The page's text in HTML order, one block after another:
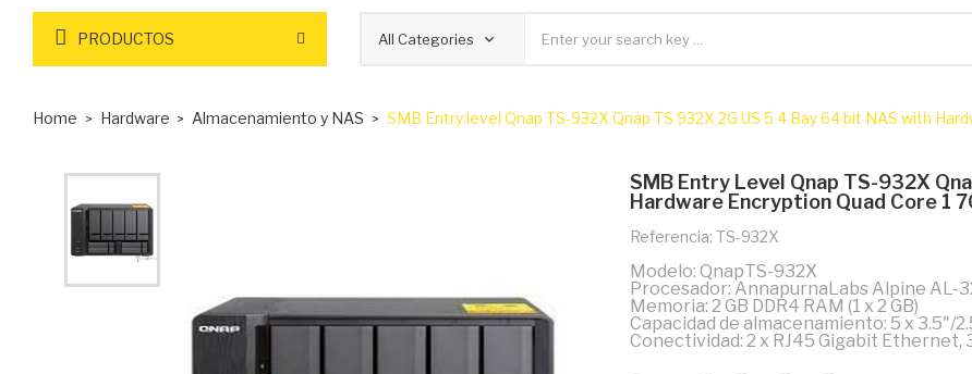
PRODUCTOS
Home Hardware Almacenamiento y NAS SMB Entry level Qnap TS-932X Qnap TS 932X 2G US 5 4 Bay 64 bit NAS with
SMB Entry Level Qnap TS-932X
Hardware Encryption Quad Core 1
Referencia: TS-932X
Modelo: QnapTS-932X
Procesador: AnnapurnaLabs Alpine AL-
Memoria: 2 GB DDR4 RAM (1 x 2 GB)
Capacidad de almacenamiento: 5 x 3.5"/
Conectividad: 2 x RJ45 Gigabit Ethernet, 3